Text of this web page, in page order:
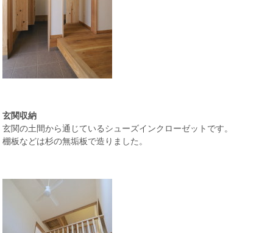
玄関収納
玄関の土間から通じているシューズインクローゼットです。
棚板などは杉の無垢板で造りました。